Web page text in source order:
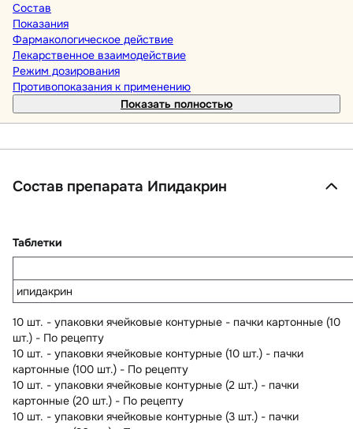
Состав
Показания
Фармакологическое действие
Лекарственное взаимодействие
Режим дозирования
Противопоказания к применению
Показать полностью
Состав препарата Ипидакрин
Таблетки
ипидакрин
10 шт. - упаковки ячейковые контурные - пачки картонные (10
шт.) - По рецепту
10 шт. - упаковки ячейковые контурные (10 шт.) - пачки
картонные (100 шт.) - По рецепту
10 шт. - упаковки ячейковые контурные (2 шт.) - пачки
картонные (20 шт.) - По рецепту
10 шт. - упаковки ячейковые контурные (3 шт.) - пачки